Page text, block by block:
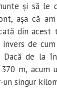
și să le
așa că
din acest
de
Dacă de la
m, acum
singur